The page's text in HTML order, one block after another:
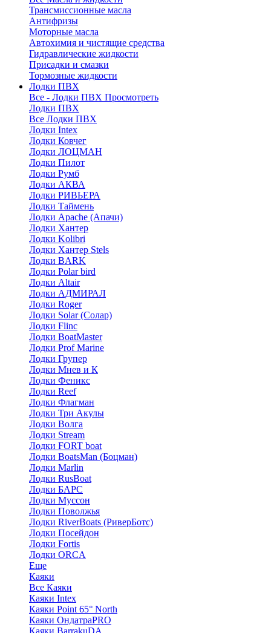
Трансмиссионные масла
Антифризы
Моторные масла
Автохимия и чистящие средства
Гидравлические жидкости
Присадки и смазки
Тормозные жидкости
Лодки ПВХ
Все - Лодки ПВХ Просмотреть
Лодки ПВХ
Все Лодки ПВХ
Лодки Intex
Лодки Ковчег
Лодки ЛОЦМАН
Лодки Пилот
Лодки Румб
Лодки АКВА
Лодки РИВЬЕРА
Лодки Таймень
Лодки Apache (Апачи)
Лодки Хантер
Лодки Kolibri
Лодки Хантер Stels
Лодки BARK
Лодки Polar bird
Лодки Altair
Лодки АДМИРАЛ
Лодки Roger
Лодки Solar (Солар)
Лодки Flinc
Лодки BoatMaster
Лодки Prof Marine
Лодки Групер
Лодки Мнев и К
Лодки Феникс
Лодки Reef
Лодки Флагман
Лодки Три Акулы
Лодки Волга
Лодки Stream
Лодки FORT boat
Лодки BoatsMan (Боцман)
Лодки Marlin
Лодки RusBoat
Лодки БАРС
Лодки Муссон
Лодки Поволжья
Лодки RiverBoats (РиверБотс)
Лодки Посейдон
Лодки Fortis
Лодки ORCA
Еще
Каяки
Все Каяки
Каяки Intex
Каяки Point 65° North
Каяки ОндатраPRO
Каяки BarrakuDA